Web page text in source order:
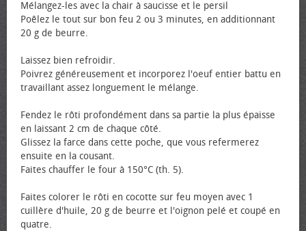
Mélangez-les avec la chair à saucisse et le persil
Poêlez le tout sur bon feu 2 ou 3 minutes, en additionnant
20 g de beurre.
Laissez bien refroidir.
Poivrez généreusement et incorporez l'œuf entier battu en
travaillant assez longuement le mélange.
Fendez le rôti profondément dans sa partie la plus épaisse
en laissant 2 cm de chaque côté.
Glissez la farce dans cette poche, que vous refermerez
ensuite en la cousant.
Faites chauffer le four à 150°C (th. 5).
Faites colorer le rôti en cocotte sur feu moyen avec 1
cuillère d'huile, 20 g de beurre et l'oignon pelé et coupé en
quatre.